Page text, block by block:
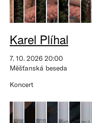
Karel Plíhal
7. 10. 2026 20:00
Měšťanská beseda
Koncert